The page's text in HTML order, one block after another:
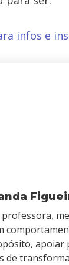
infos e
professora,
apoiar
de